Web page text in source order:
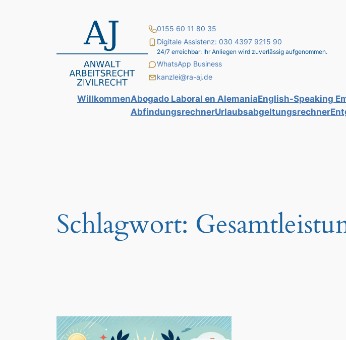
0155 60 11 80 35
Digitale Assistenz: 030 4397 9215 90
24/7 erreichbar: Ihr Anliegen wird zuverlässig aufgenommen.
WhatsApp Business
kanzlei@ra-aj.de
WillkommenAbogado Laboral en AlemaniaEnglish-Speaking
AbfindungsrechnerUrlaubsabgeltungsrechner
Schlagwort: